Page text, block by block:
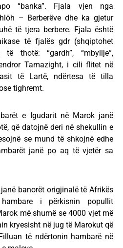
“banka”. Fjala vjen nga
– Berberëve dhe ka gjetur
të tjera berbere. Fjala është
të fjalës gdr (shqiptohet
thotë: “gardh”, “mbyllje”,
Tamazight, i cili flitet në
të Lartë, ndërtesa të tilla
tighremt.
e Igudarit në Marok janë
që datojnë deri në shekullin e
se mund të shkojnë edhe
janë po aq të vjetër sa
janë banorët origjinalë të Afrikës
hambare i përkisnin popullit
më shumë se 4000 vjet më
kryesisht në jug të Marokut që
të ndërtonin hambarë në